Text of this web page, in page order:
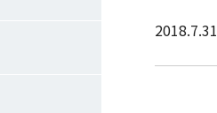
2018.7.31